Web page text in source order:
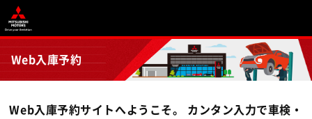
Web入庫予約
Web入庫予約サイトへようこそ。 カンタン入力で車検・